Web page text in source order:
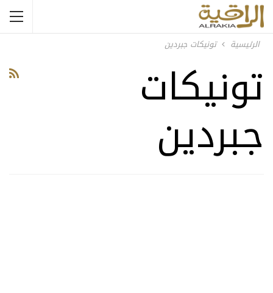
الرئيسية تونيكات جبردين
تونيكات
جبردين